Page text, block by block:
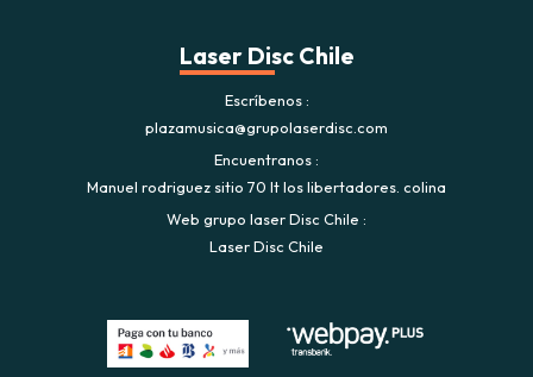
Laser Disc Chile
Escríbenos
plazamusica@grupolaserdisc.com
Encuentranos
Manuel rodriguez sitio 70 lt los libertadores. colina
Web grupo laser Disc Chile
Laser Disc Chile